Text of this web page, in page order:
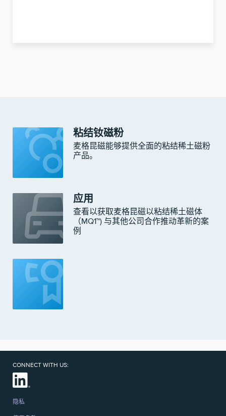
粘结钕磁粉
麦格昆磁能够提供全面的粘结稀土磁粉
产品。
应用
查看以获取麦格昆磁以粘结稀土磁体
（MQ1™) 与其他公司合作推动革新的案
例
CONNECT WITH US:
隐私